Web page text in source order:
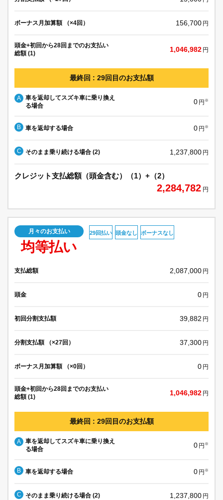
ボーナス月加算額 （×4回） 156,700 円
頭金+初回から28回までのお支払い
総額 (1)
1,046,982 円
最終回 : 29回目のお支払額
A
車を返却してスズキ車に乗り換え
る場合
0 円 ※
B 車を返却する場合 0 円 ※
C そのまま乗り続ける場合 (2) 1,237,800 円
クレジット支払総額（頭金含む）（1）+（2）
2,284,782 円
月々のお支払い
均等払い
29回払い 頭金なし ボーナスなし
支払総額 2,087,000 円
頭金 0 円
初回分割支払額 39,882 円
分割支払額 （×27回） 37,300 円
ボーナス月加算額 （×0回） 0 円
頭金+初回から28回までのお支払い
総額 (1)
1,046,982 円
最終回 : 29回目のお支払額
A
車を返却してスズキ車に乗り換え
る場合
0 円 ※
B 車を返却する場合 0 円 ※
C そのまま乗り続ける場合 (2) 1,237,800 円